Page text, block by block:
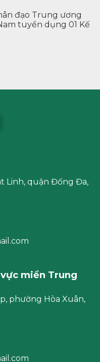
đạo Trung ương
tuyển dụng 01 Kế
Linh, quận Đống Đa,
miền Trung
phường Hòa Xuân,